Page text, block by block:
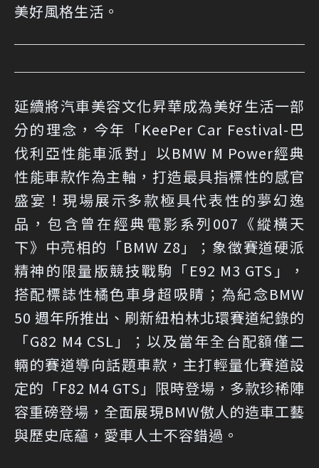
美好風格生活。
延續將汽車美容文化昇華成為美好生活一部
分的理念，今年「KeePer Car Festival-巴
伐利亞性能車派對」以BMW M Power經典
性能車款作為主軸，打造最具指標性的感官
盛宴！現場展示多款極具代表性的夢幻逸
品，包含曾在經典電影系列007《縱橫天
下》中亮相的「BMW Z8」；象徵賽道硬派
精神的限量版競技戰駒「E92 M3 GTS」，
搭配標誌性橘色車身超吸睛；為紀念BMW
50 週年所推出、刷新紐柏林北環賽道紀錄的
「G82 M4 CSL」；以及當年全台配額僅二
輛的賽道導向話題車款，主打輕量化賽道設
定的「F82 M4 GTS」限時登場，多款珍稀陣
容重磅登場，全面展現BMW傲人的造車工藝
與歷史底蘊，愛車人士不容錯過。